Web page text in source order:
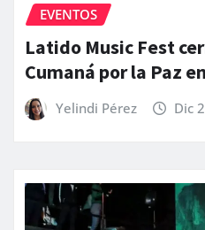
EVENTOS
Latido Music Fest
Cumaná por la Paz
Yelindi Pérez Dic